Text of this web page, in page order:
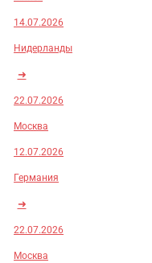
14.07.2026
Нидерланды
➜
22.07.2026
Москва
12.07.2026
Германия
➜
22.07.2026
Москва